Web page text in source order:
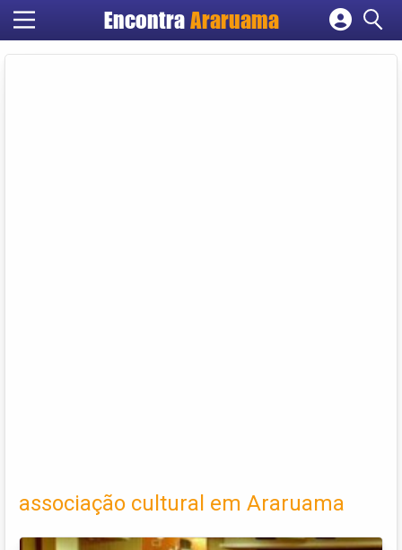
EncontraAraruama
Cadastrar empresa
associação cultural em Araruama